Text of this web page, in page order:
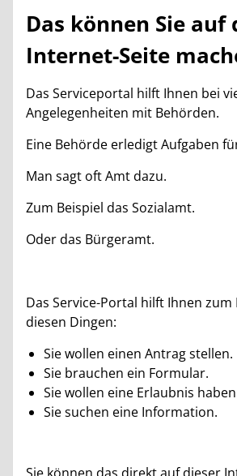
Das können Sie auf
Internet-Seite
Das Serviceportal hilft Ihnen bei
Angelegenheiten mit Behörden.
Eine Behörde erledigt Aufgaben
Man sagt oft Amt dazu.
Zum Beispiel das Sozialamt.
Oder das Bürgeramt.
Das Service-Portal hilft Ihnen zum
diesen Dingen:
Sie wollen einen Antrag stellen.
Sie brauchen ein Formular.
Sie wollen eine Erlaubnis
Sie suchen eine Information.